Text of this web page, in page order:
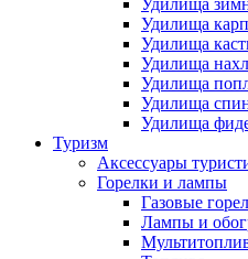
Удилища
Удилища
Удилища
Удилища
Удилища
Удилища
Удилища
Туризм
Аксессуары
Горелки и лампы
Газовые
Лампы и